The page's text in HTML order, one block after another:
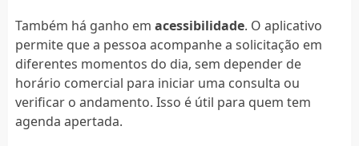
Também há ganho em acessibilidade. O aplicativo
permite que a pessoa acompanhe a solicitação em
diferentes momentos do dia, sem depender de
horário comercial para iniciar uma consulta ou
verificar o andamento. Isso é útil para quem tem
agenda apertada.